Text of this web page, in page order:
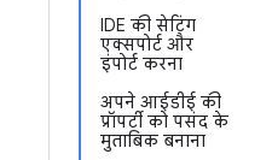
IDE की सेटिंग
एक्सपोर्ट और
इंपोर्ट करना
अपने आईडीई की
प्रॉपर्टी को पसंद के
मुताबिक बनाना